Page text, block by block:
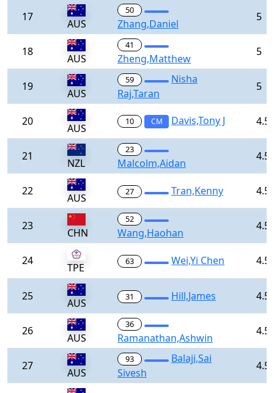
17
AUS
50
Zhang,Daniel
5
18
AUS
41
Zheng,Matthew
5
19
AUS
59
Nisha
Raj,Taran
5
20
AUS
10 CM Davis,Tony J 4.5
21
NZL
23
Malcolm,Aidan
4.5
22
AUS 27 Tran,Kenny 4.5
23
CHN
52
Wang,Haohan
4.5
24
TPE 63 Wei,Yi Chen 4.5
25
AUS 31 Hill,James 4.5
26
AUS
36
Ramanathan,Ashwin
4.5
27
AUS
93
Balaji,Sai
Sivesh
4.5